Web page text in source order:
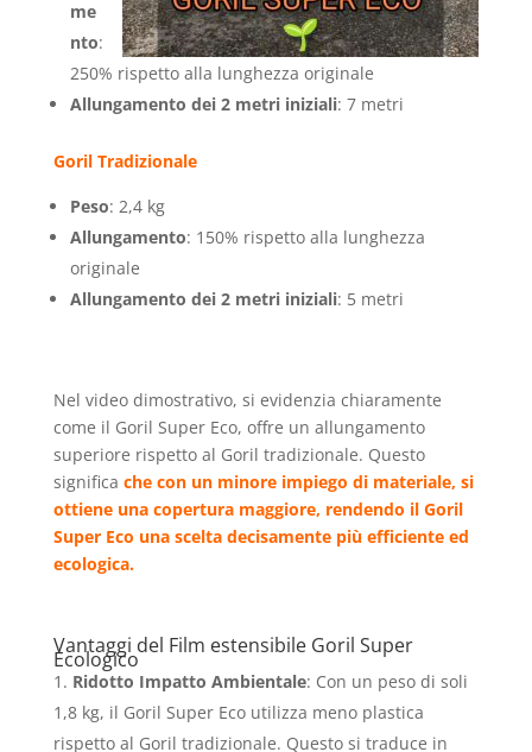
me
nto:
250% rispetto alla lunghezza originale
Allungamento dei 2 metri iniziali: 7 metri
Goril Tradizionale
Peso: 2,4 kg
Allungamento: 150% rispetto alla lunghezza
originale
Allungamento dei 2 metri iniziali: 5 metri
Nel video dimostrativo, si evidenzia chiaramente
come il Goril Super Eco, offre un allungamento
superiore rispetto al Goril tradizionale. Questo
significa che con un minore impiego di materiale, si
ottiene una copertura maggiore, rendendo il Goril
Super Eco una scelta decisamente più efficiente ed
ecologica.
Vantaggi del Film estensibile Goril Super
Ecologico
Ridotto Impatto Ambientale: Con un peso di soli
1,8 kg, il Goril Super Eco utilizza meno plastica
rispetto al Goril tradizionale. Questo si traduce in